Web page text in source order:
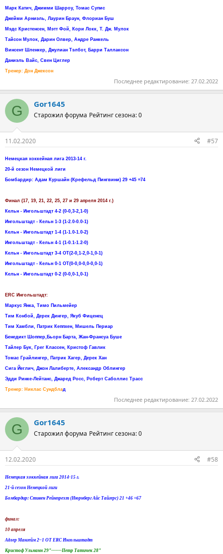
Марк Катич, Джимми Шарроу, Томас Супис
Джейми Арниэль, Лаурин Браун, Флориан Буш
Мэдс Кристенсен, Мэтт Фой, Кори Локк, Т. Дж. Мулок
Тайсон Мулок, Дарин Олвер, Андре Ранкель
Винсент Шленкер, Джулиан Тэлбот, Барри Таллаксон
Даниэль Вайс, Свен Циглер
Тренер: Дон Джексон
Последнее редактирование: 27.02.2022
G Gor1645
Старожил форума Рейтинг сезона: 0
11.02.2020 #57
Немецкая хоккейная лига 2013-14 г.
20-й сезон Немецкой лиги
Бомбардир: Адам Куршайн (Крефельд Пингвини) 29 +45 =74
Финал (17, 19, 21, 22, 25, 27 и 29 апреля 2014 г.)
Кельн - Ингольштадт 4-2 (0-0,3-2,1-0)
Ингольштадт - Кельн 1-3 (1-2.0-0.0-1)
Кельн - Ингольштадт 1-4 (1-1.0-1.0-2)
Ингольштадт - Кельн 4-1 (1-0.1-1.2-0)
Кельн - Ингольштадт 3-4 ОТ(2-0,1-2,0-1,0-1)
Ингольштадт - Кельн 0-1 ОТ(0-0,0-0,0-0,0-1)
Кельн - Ингольштадт 0-2 (0-0,0-1,0-1)
ERC Ингольштадт:
Маркус Янка, Тимо Пильмейер
Тим Конбой, Дерек Дингер, Якуб Фиценец
Тим Хамбли, Патрик Кеппхен, Мишель Периар
Бенедикт Шоппер,Бьорн Барта, Жан-Франсуа Буше
Тайлер Бук, Грег Классен, Кристоф Гавлик
Томас Грайлингер, Патрик Хагер, Дерек Хан
Сига Йеглич, Джон Лалиберте, Александр Облингер
Эдди Ринке-Лейтанс, Джаред Росс, Роберт Саболлис Трасс
Тренер: Никлас Сундблад
Последнее редактирование: 27.02.2022
G Gor1645
Старожил форума Рейтинг сезона: 0
12.02.2020 #58
Немецкая хоккейная лига 2014-15 г.
21-й сезон Немецкой лиги
Бомбардир: Стивен Рейнпрехт (Нюрнберг Айс Тайгерс) 21 +46 =67
финал:
10 апреля
Адлер Мангейм 2–1 ОТ ERC Ингольштадт
Кристоф Ульманн 29"-------Петр Татичек 28"